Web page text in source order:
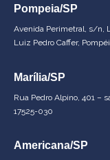
Pompeia/SP
Avenida Perimetral, s/n,
Luiz Pedro Caffer,
Marília/SP
Rua Pedro Alpino, 401 –
17525-030
Americana/SP